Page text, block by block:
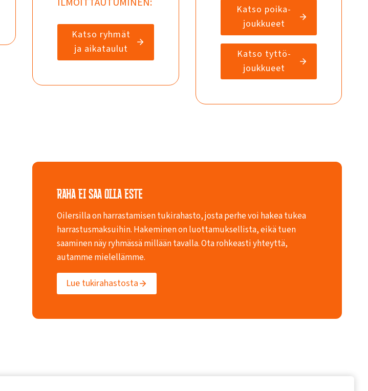
Katso ryhmät
ja aikataulut
Katso poika-
joukkueet
Katso tyttö-
joukkueet
RAHA EI SAA OLLA ESTE
Oilersilla on harrastamisen tukirahasto, josta perhe voi hakea tukea
harrastusmaksuihin. Hakeminen on luottamuksellista, eikä tuen
saaminen näy ryhmässä millään tavalla. Ota rohkeasti yhteyttä,
autamme mielellämme.
Lue tukirahastosta